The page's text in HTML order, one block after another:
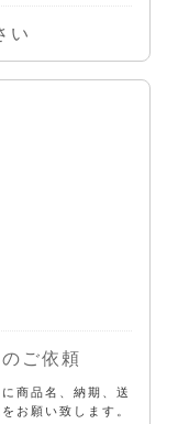
い
ご依頼
商品名、納期、送
お願い致します。